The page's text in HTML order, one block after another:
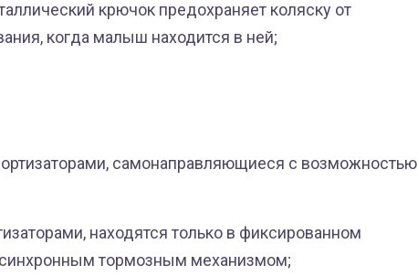
крючок предохраняет коляску от
когда малыш находится в ней;
самонаправляющиеся с возможностью
находятся только в фиксированном
тормозным механизмом;